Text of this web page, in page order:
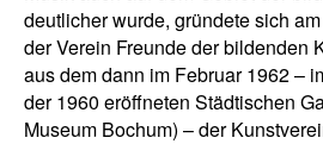
deutlicher wurde, gründete sich
der Verein Freunde der bildenden
aus dem dann im Februar 1962 –
der 1960 eröffneten Städtischen
Museum Bochum) – der